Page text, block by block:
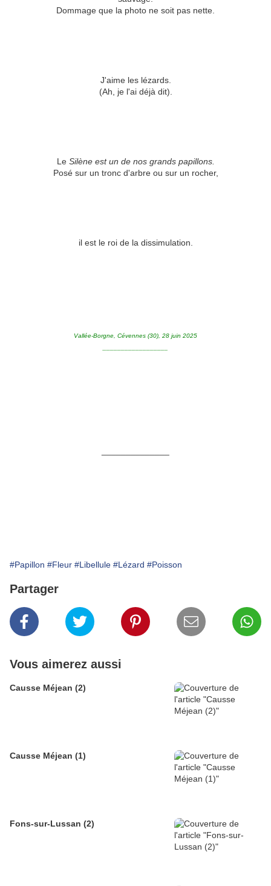
Dommage que la photo ne soit pas nette.
J'aime les lézards.
(Ah, je l'ai déjà dit).
LeSilène est un de nos grands papillons.
Posé sur un tronc d'arbre ou sur un rocher,
il est le roi de la dissimulation.
Vallée-Borgne, Cévennes (30), 28 juin 2025
#Papillon #Fleur #Libellule #Lézard #Poisson
Partager
Vous aimerez aussi
Causse Méjean (2)
Causse Méjean (1)
Fons-sur-Lussan (2)